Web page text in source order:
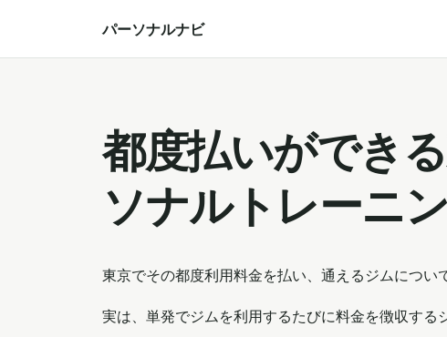
パーソナルナビ
都度払いができ
ソナルトレーニ
東京でその都度利用料金を払い、通えるジムについ
実は、単発でジムを利用するたびに料金を徴収する